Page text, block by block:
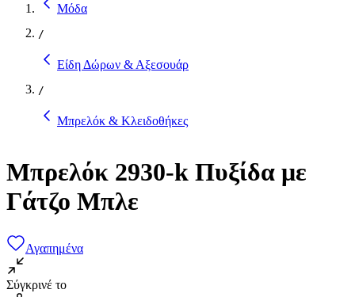
Μόδα
/
Είδη Δώρων & Αξεσουάρ
/
Μπρελόκ & Κλειδοθήκες
Μπρελόκ 2930-k Πυξίδα με
Γάτζο Μπλε
Αγαπημένα
Σύγκρινέ το